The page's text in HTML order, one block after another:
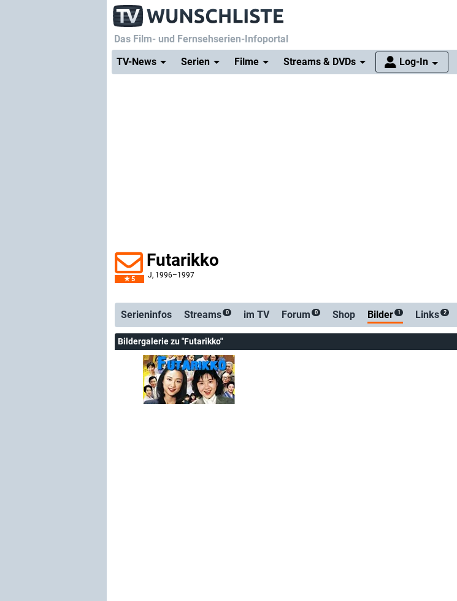
Das Film- und Fernsehserien-Infoportal
TV-News
Serien Filme Streams & DVDs Log-In
5
Futarikko
J, 1996–1997
Serienticker
Serieninfos Streams 0 im TV Forum 0 Shop Bilder 1 Links 2
Bildergalerie zu "Futarikko"